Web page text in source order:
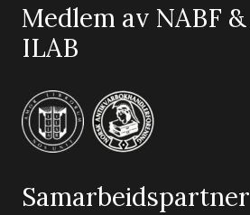
Medlem av NABF &
ILAB
Samarbeidspartner